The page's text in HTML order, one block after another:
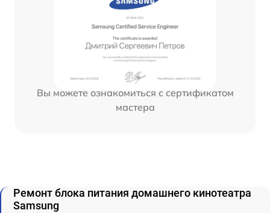
Вы можете ознакомиться с сертификатом
мастера
Ремонт блока питания домашнего кинотеатра
Samsung